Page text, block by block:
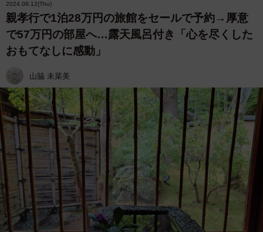
2024.09.12(Thu)
親孝行で1泊28万円の旅館をセールで予約→厚意
で57万円の部屋へ…露天風呂付き「心を尽くした
おもてなしに感動」
山脇 未菜美